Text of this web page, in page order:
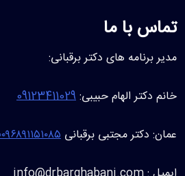
با ما
برنامه های دکتر برقبانی:
دکتر الهام حبیبی:09123411029
دکتر مجتبی برقبانی۰۰۹۶۸۹۱۱۵۱۰۸۵